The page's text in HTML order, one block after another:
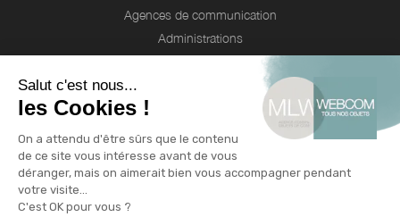
Agences de communication
Administrations
Le blog de l'objet publicitaire